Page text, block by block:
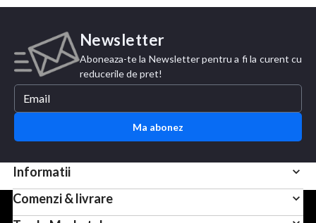
Newsletter
Aboneaza-te la Newsletter pentru a fi la curent cu
reducerile de pret!
Ma abonez
Informatii
Comenzi & livrare
Pentru scopuri precum afisarea de continut personalizat,